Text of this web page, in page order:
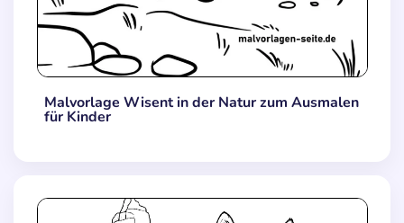
Malvorlage Wisent in der Natur zum Ausmalen
für Kinder